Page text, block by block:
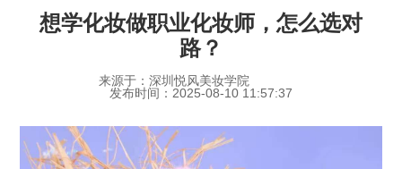
想学化妆做职业化妆师，怎么选对
路？
来源于：深圳悦风美妆学院
发布时间：2025-08-10 11:57:37